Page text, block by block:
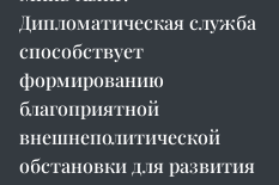
Дипломатическая служба
способствует
формированию
благоприятной
внешнеполитической
обстановки для развития